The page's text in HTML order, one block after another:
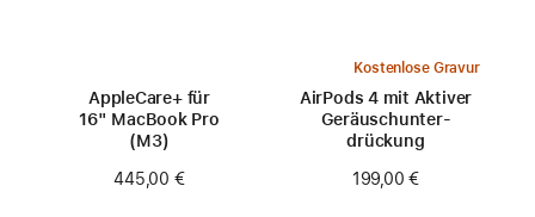
AppleCare+ für
16" MacBook Pro
(M3)
445,00 €
Kostenlose Gravur
AirPods 4 mit Aktiver
Geräusch­unter­
drückung
199,00 €